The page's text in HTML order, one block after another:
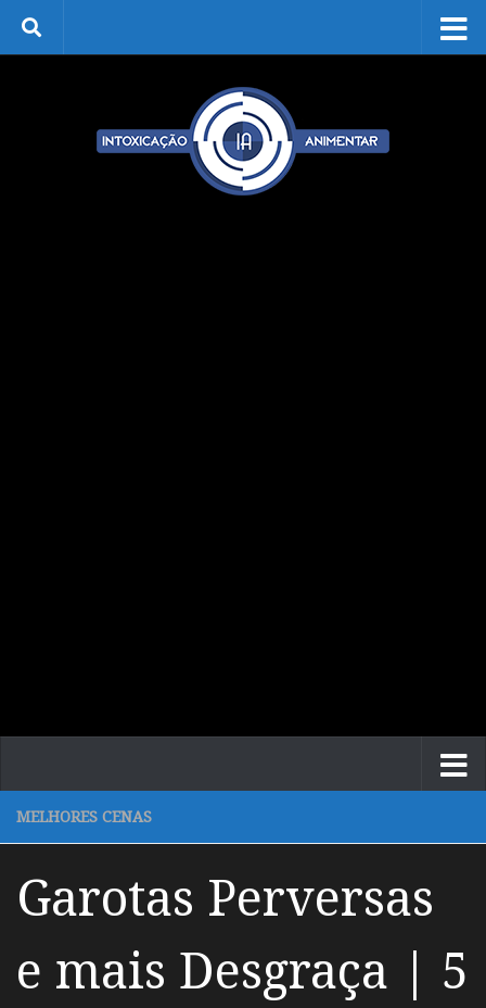
Skip to content
MELHORES CENAS
Garotas Perversas
e mais Desgraça | 5